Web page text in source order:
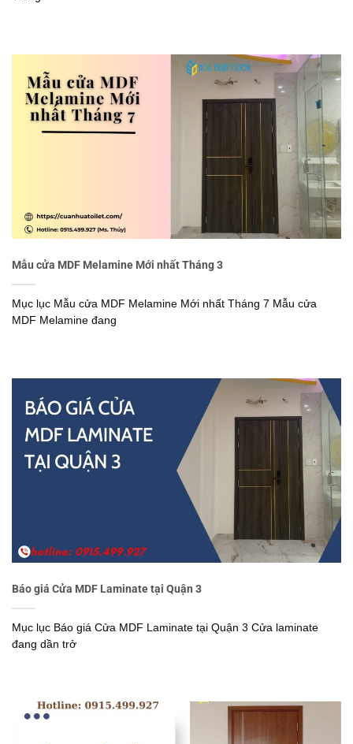
Mẫu cửa MDF Melamine Mới nhất Tháng 3
Mục lục Mẫu cửa MDF Melamine Mới nhất Tháng 7 Mẫu cửa
MDF Melamine đang
Báo giá Cửa MDF Laminate tại Quận 3
Mục lục Báo giá Cửa MDF Laminate tại Quận 3 Cửa laminate
đang dần trở